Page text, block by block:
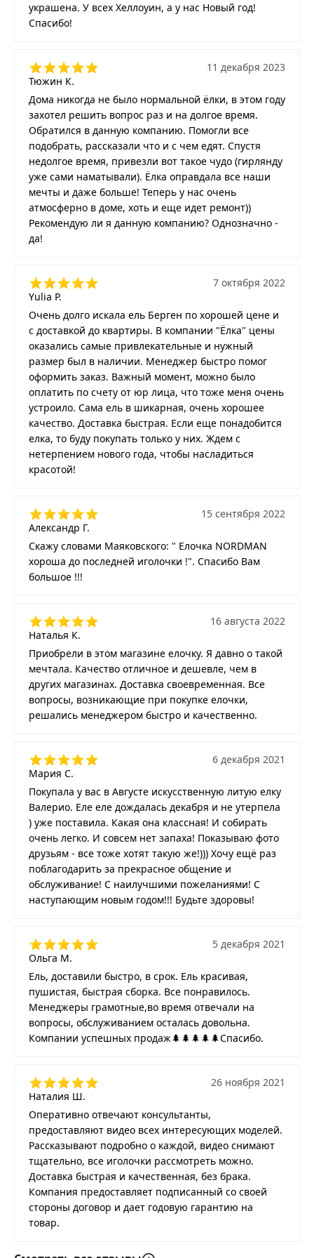
украшена. У всех Хеллоуин, а у нас Новый год!
Спасибо!
Тюжин К.
11 декабря 2023
Дома никогда не было нормальной ёлки, в этом году
захотел решить вопрос раз и на долгое время.
Обратился в данную компанию. Помогли все
подобрать, рассказали что и с чем едят. Спустя
недолгое время, привезли вот такое чудо (гирлянду
уже сами наматывали). Ёлка оправдала все наши
мечты и даже больше! Теперь у нас очень
атмосферно в доме, хоть и еще идет ремонт))
Рекомендую ли я данную компанию? Однозначно -
да!
Yulia P.
7 октября 2022
Очень долго искала ель Берген по хорошей цене и
с доставкой до квартиры. В компании "Ёлка" цены
оказались самые привлекательные и нужный
размер был в наличии. Менеджер быстро помог
оформить заказ. Важный момент, можно было
оплатить по счету от юр лица, что тоже меня очень
устроило. Сама ель в шикарная, очень хорошее
качество. Доставка быстрая. Если еще понадобится
елка, то буду покупать только у них. Ждем с
нетерпением нового года, чтобы насладиться
красотой!
Александр Г.
15 сентября 2022
Скажу словами Маяковского: " Елочка NORDMAN
хороша до последней иголочки !". Спасибо Вам
большое !!!
Наталья К.
16 августа 2022
Приобрели в этом магазине елочку. Я давно о такой
мечтала. Качество отличное и дешевле, чем в
других магазинах. Доставка своевременная. Все
вопросы, возникающие при покупке елочки,
решались менеджером быстро и качественно.
Мария С.
6 декабря 2021
Покупала у вас в Августе искусственную литую елку
Валерио. Еле еле дождалась декабря и не утерпела
) уже поставила. Какая она классная! И собирать
очень легко. И совсем нет запаха! Показываю фото
друзьям - все тоже хотят такую же!))) Хочу ещё раз
поблагодарить за прекрасное общение и
обслуживание! С наилучшими пожеланиями! С
наступающим новым годом!!! Будьте здоровы!
Ольга М.
5 декабря 2021
Ель, доставили быстро, в срок. Ель красивая,
пушистая, быстрая сборка. Все понравилось.
Менеджеры грамотные,во время отвечали на
вопросы, обслуживанием осталась довольна.
Компании успешных продаж🌲🌲🌲🌲🌲Спасибо.
Наталия Ш.
26 ноября 2021
Оперативно отвечают консультанты,
предоставляют видео всех интересующих моделей.
Рассказывают подробно о каждой, видео снимают
тщательно, все иголочки рассмотреть можно.
Доставка быстрая и качественная, без брака.
Компания предоставляет подписанный со своей
стороны договор и дает годовую гарантию на
товар.